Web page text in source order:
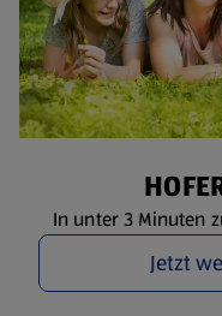
In unter 3 Minuten
Jetzt